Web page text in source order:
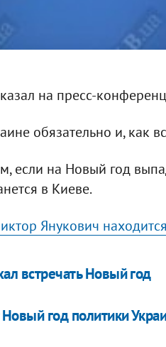
на пресс-
обязательно и, как
если на Новый год
в Киеве.
Янукович
встречать Новый год
Новый год политики